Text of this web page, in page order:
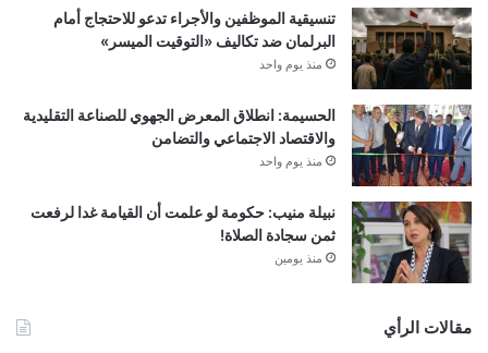
تنسيقية الموظفين والأجراء تدعو للاحتجاج أمام
البرلمان ضد تكاليف «التوقيت الميسر»
منذ يوم واحد
الحسيمة: انطلاق المعرض الجهوي للصناعة التقليدية
والاقتصاد الاجتماعي والتضامن
منذ يوم واحد
نبيلة منيب: حكومة لو علمت أن القيامة غدا لرفعت
ثمن سجادة الصلاة!
منذ يومين
مقالات الرأي